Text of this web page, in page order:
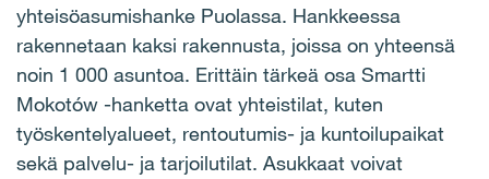
yhteisöasumishanke Puolassa. Hankkeessa
rakennetaan kaksi rakennusta, joissa on yhteensä
noin 1 000 asuntoa. Erittäin tärkeä osa Smartti
Mokotów ‑hanketta ovat yhteistilat, kuten
työskentelyalueet, rentoutumis- ja kuntoilupaikat
sekä palvelu- ja tarjoilutilat. Asukkaat voivat